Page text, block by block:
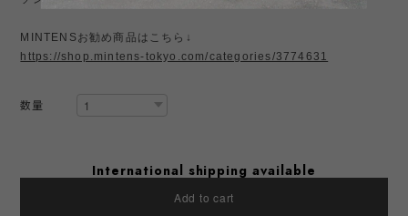
MINTENSお勧め商品はこちら↓
https://shop.mintens-tokyo.com/categories/3774631
数量
International shipping available
Add to cart